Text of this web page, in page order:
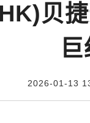
贝
2026-01-13